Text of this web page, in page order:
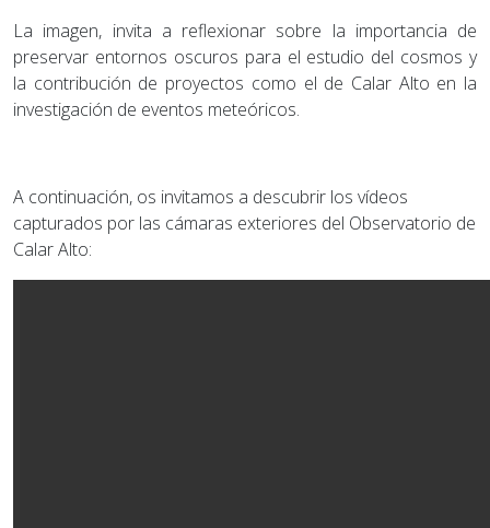
La imagen, invita a reflexionar sobre la importancia de
preservar entornos oscuros para el estudio del cosmos y
la contribución de proyectos como el de Calar Alto en la
investigación de eventos meteóricos.
A continuación, os invitamos a descubrir los vídeos
capturados por las cámaras exteriores del Observatorio de
Calar Alto: